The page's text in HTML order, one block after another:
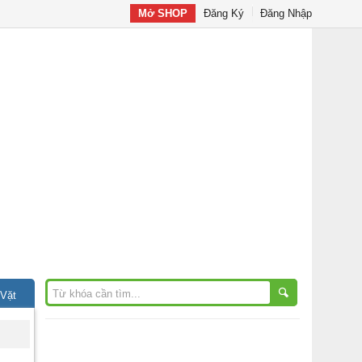
Mở SHOP Đăng Ký Đăng Nhập